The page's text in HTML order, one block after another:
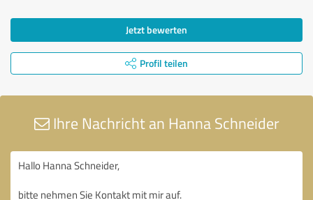
Jetzt bewerten
Profil teilen
Ihre Nachricht an Hanna Schneider